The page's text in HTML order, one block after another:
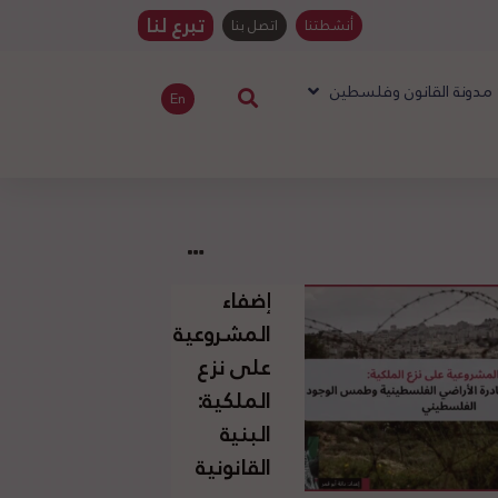
أنشطتنا اتصل بنا تبرع لنا
مدونة القانون وفلسطين En
إضفاء
المشروعية
على نزع
الملكية:
البنية
القانونية